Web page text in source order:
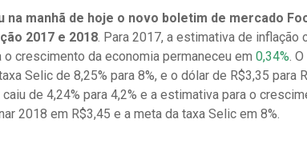
na manhã de hoje o novo boletim de mercado
2017 e 2018. Para 2017, a estimativa de inflação
crescimento da economia permaneceu em 0,34%.
Selic de 8,25% para 8%, e o dólar de R$3,35 para
de 4,24% para 4,2% e a estimativa para o
2018 em R$3,45 e a meta da taxa Selic em 8%.